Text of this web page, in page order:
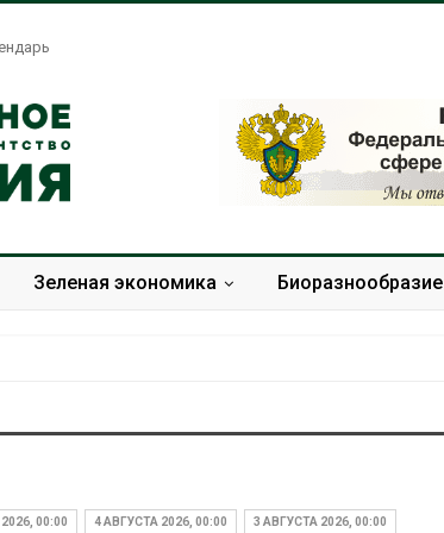
Зеленая экономика Биоразнообразие
00:00 4 АВГУСТА 2026, 00:00 3 АВГУСТА 2026, 00:00
белок для растительного
мяса